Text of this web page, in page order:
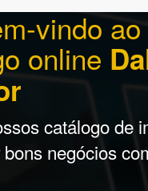
vindo ao
online
catálogo de
negócios